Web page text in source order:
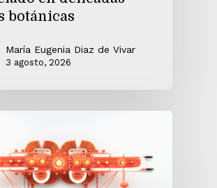
botánicas
María Eugenia Diaz de Vivar
3 agosto, 2026